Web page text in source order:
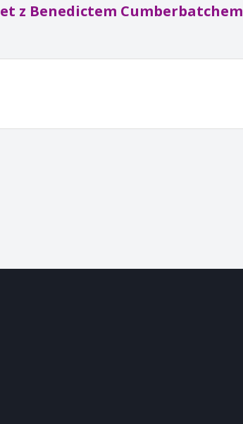
z Benedictem Cumberbatchem